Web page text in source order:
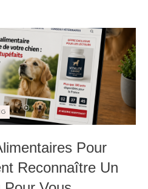
Pour
Reconnaître Un